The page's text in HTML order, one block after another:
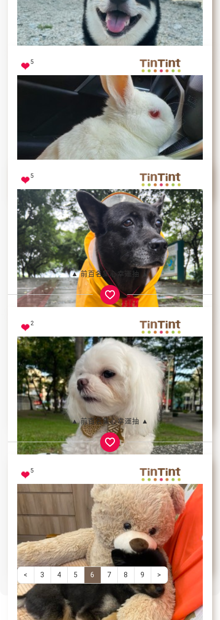
萌寵弟迪耍賴皮，霸佔姊姊床位賴著不起床
庫柏弟迪
有得玩又有得吃的時候最開心了
5
平時一臉傲嬌樣，乾乾一拿出立刻瞬移到眼前讓人哭笑
不得...也是唯一可以用乾乾逗弄並親近他的時刻了。
QQ
5
黑黑的黑只有黑黑
▲ 前百名集心幸運抽 ▲
2
搗拎
▲ 前百名集心幸運抽 ▲
5
< 3 4 5 6 7 8 9 > 共 56 頁